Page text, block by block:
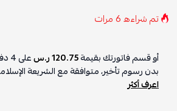
تم شراءه6مرات
أو قسم فاتورتك بقيمة120.75 ر.س على4
بدون رسوم تأخير، متوافقة مع الشريعة
اعرف أكثر